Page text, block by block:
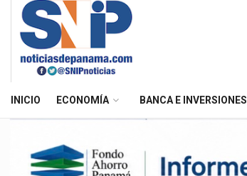
INICIO ECONOMÍA BANCA E INVERSIONES